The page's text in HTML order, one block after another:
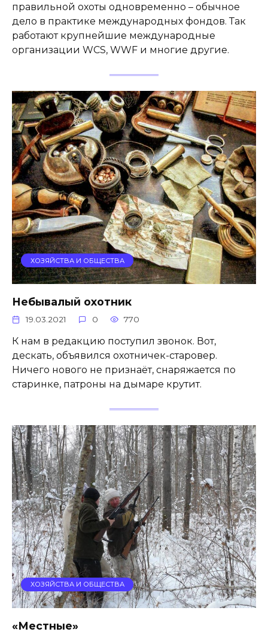
правильной охоты одновременно – обычное
дело в практике международных фондов. Так
работают крупнейшие международные
организации WCS, WWF и многие другие.
ХОЗЯЙСТВА И ОБЩЕСТВА
Небывалый охотник
19.03.2021 0 770
К нам в редакцию поступил звонок. Вот,
дескать, объявился охотничек-старовер.
Ничего нового не признаёт, снаряжается по
старинке, патроны на дымаре крутит.
ХОЗЯЙСТВА И ОБЩЕСТВА
«Местные»